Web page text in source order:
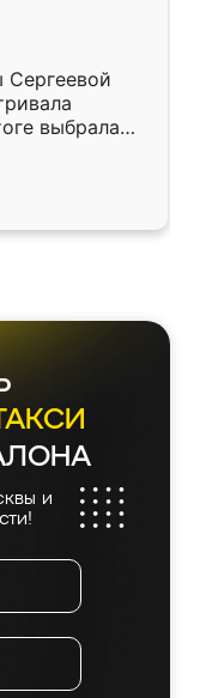
Сергеевой
выбрала
потом
объяснил
срок, с
без
осталась
и ожидала.
и